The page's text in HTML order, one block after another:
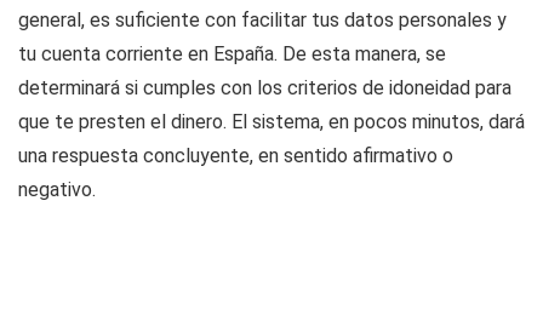
general, es suficiente con facilitar tus datos personales y
tu cuenta corriente en España. De esta manera, se
determinará si cumples con los criterios de idoneidad para
que te presten el dinero. El sistema, en pocos minutos, dará
una respuesta concluyente, en sentido afirmativo o
negativo.